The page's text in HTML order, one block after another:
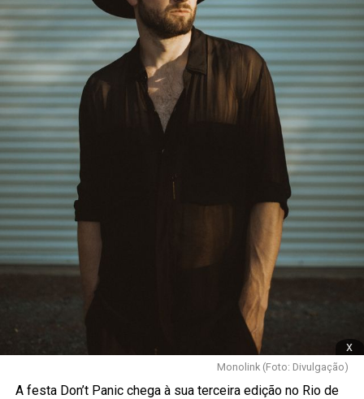
x
Monolink (Foto: Divulgação)
A festa Don’t Panic chega à sua terceira edição no Rio de